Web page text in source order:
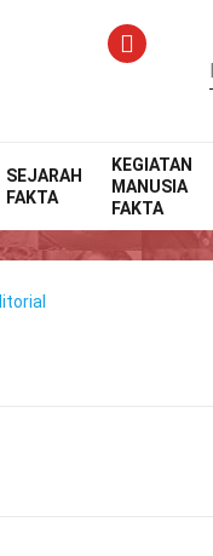
SEJARAH
FAKTA
KEGIATAN
MANUSIA
FAKTA